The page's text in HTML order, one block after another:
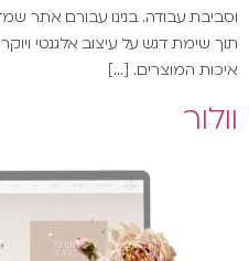
וסביבת עבודה. בנינו עבורם אתר
תוך שימת דגש על עיצוב אלגנטי
איכות המוצרים. […]
וולור